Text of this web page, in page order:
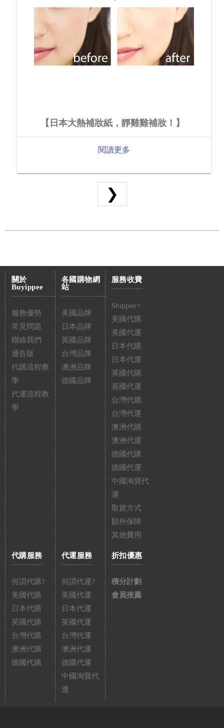
【日本大熱補妝紙，靜雞雞補妝！】
閱讀更多
❯
關於
Buyippee
服務優勢
常見問題
聯絡我們
通告版
代購流程教
學
代運流程教
學
各國購物網
站
美國品牌
日本品牌
英國品牌
台灣品牌
澳洲品牌
德國品牌
服務收費
Shippee+
美國代購
美國代運
日本代購
日本代運
英國代購
英國代運
台灣代購
台灣代運
澳洲代購
澳洲代運
德國代購
德國代運
中國淘寶代
運
取貨方式
額外保障
其他費用
代購服務
何謂代購?
美國代購
日本代購
英國代購
台灣代購
澳洲代購
德國代購
代運服務
何謂代運?
美國代運
日本代運
英國代運
台灣代運
澳洲代運
德國代運
中國淘寶代
運
折扣優惠
積分計劃
會員推薦